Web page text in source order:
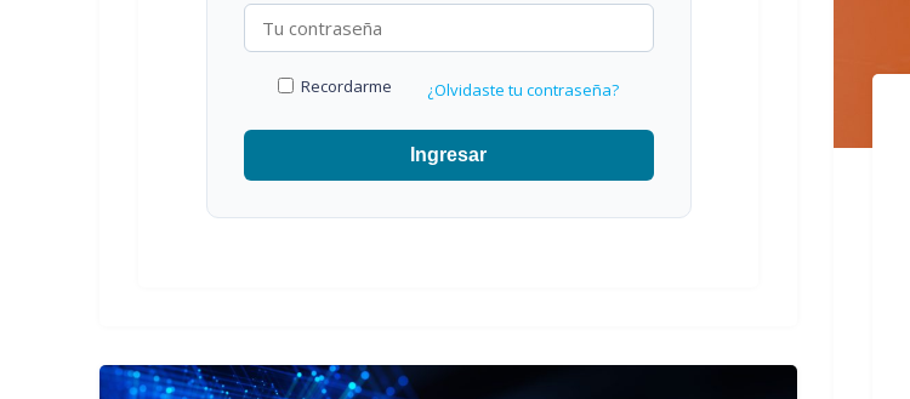
Recordarme ¿Olvidaste tu contraseña?
Ingresar